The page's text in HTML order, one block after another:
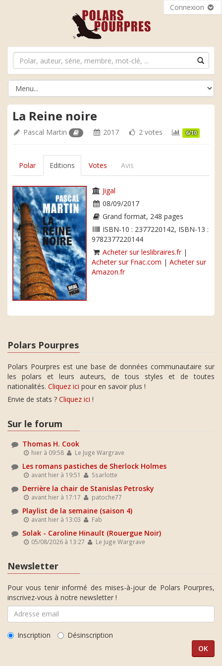
Connexion
La Reine noire
Pascal Martin 2017 2 votes 6/10
Polar Editions Votes Avis
Jigal
08/09/2017
Grand format, 248 pages
ISBN-10 : 2377220142, ISBN-13 :
9782377220144
Acheter sur leslibraires.fr|
Acheter sur Fnac.com | Acheter sur
Amazon.fr
Polars Pourpres
Polars Pourpres est une base de données communautaire sur
les polars et leurs auteurs, de tous styles et de toutes
nationalités. Cliquez ici pour en savoir plus !
Envie de stats ? Cliquez ici !
Sur le forum
Thomas H. Cook
hier à 09:58 Le Juge Wargrave
Les romans pastiches de Sherlock Holmes
avant hier à 19:51 Ssarlotte
Derrière la chair de Stanislas Petrosky
avant hier à 17:17 patoche77
Playlist de la semaine (saison 4)
avant hier à 13:03 Fab
Solak - Caroline Hinault (Rouergue Noir)
05/08/2026 à 13:27 Le Juge Wargrave
Newsletter
Pour vous tenir informé des mises-à-jour de Polars Pourpres,
inscrivez-vous à notre newsletter !
Inscription Désinscription